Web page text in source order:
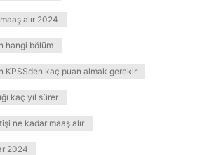
alır 2024
hangi bölüm
KPSSden kaç puan almak gerekir
kaç yıl sürer
ne kadar maaş alır
2024